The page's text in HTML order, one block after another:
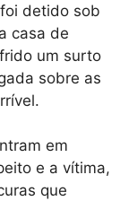
detido sob
casa de
um surto
sobre as
em
e a vítima,
que